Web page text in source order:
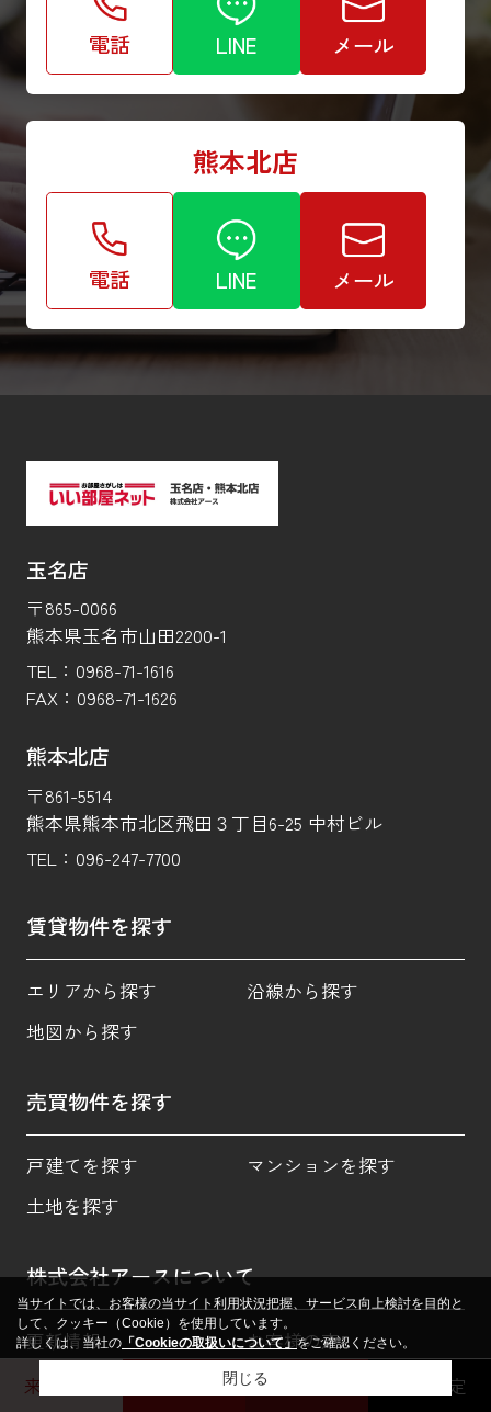
電話 LINE メール
熊本北店
電話 LINE メール
玉名店
〒865-0066
熊本県玉名市山田2200-1
TEL： 0968-71-1616
FAX： 0968-71-1626
熊本北店
〒861-5514
熊本県熊本市北区飛田３丁目6-25 中村ビル
TEL： 096-247-7700
賃貸物件を探す
エリアから探す
沿線から探す
地図から探す
売買物件を探す
戸建てを探す
マンションを探す
土地を探す
株式会社アースについて
更新情報
お客様の声
お役立ち情報
店舗紹介
来店予約 売却査定
当サイトでは、お客様の当サイト利用状況把握、サービス向上検討を目的と
して、クッキー（Cookie）を使用しています。
詳しくは、当社の 「Cookieの取扱いについて」をご確認ください。
閉じる